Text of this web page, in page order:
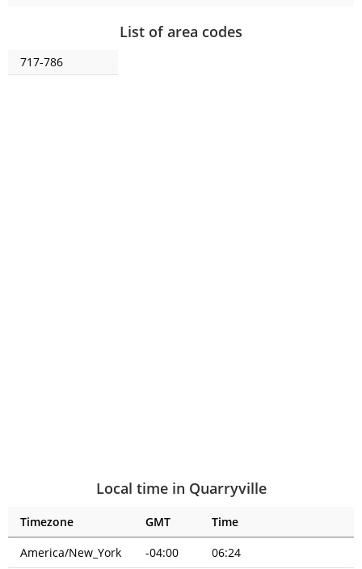
List of area codes
717-786
Local time in Quarryville
Timezone GMT
Time
America/New_York
-04:00 06:24